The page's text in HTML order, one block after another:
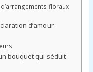
floraux
d’amour
bouquet qui séduit